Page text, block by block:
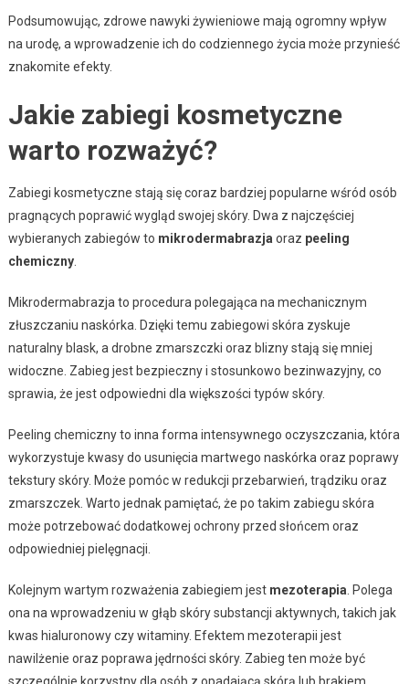
Podsumowując, zdrowe nawyki żywieniowe mają ogromny wpływ
na urodę, a wprowadzenie ich do codziennego życia może przynieść
znakomite efekty.
Jakie zabiegi kosmetyczne
warto rozważyć?
Zabiegi kosmetyczne stają się coraz bardziej popularne wśród osób
pragnących poprawić wygląd swojej skóry. Dwa z najczęściej
wybieranych zabiegów to mikrodermabrazja oraz peeling
chemiczny.
Mikrodermabrazja to procedura polegająca na mechanicznym
złuszczaniu naskórka. Dzięki temu zabiegowi skóra zyskuje
naturalny blask, a drobne zmarszczki oraz blizny stają się mniej
widoczne. Zabieg jest bezpieczny i stosunkowo bezinwazyjny, co
sprawia, że jest odpowiedni dla większości typów skóry.
Peeling chemiczny to inna forma intensywnego oczyszczania, która
wykorzystuje kwasy do usunięcia martwego naskórka oraz poprawy
tekstury skóry. Może pomóc w redukcji przebarwień, trądziku oraz
zmarszczek. Warto jednak pamiętać, że po takim zabiegu skóra
może potrzebować dodatkowej ochrony przed słońcem oraz
odpowiedniej pielęgnacji.
Kolejnym wartym rozważenia zabiegiem jest mezoterapia . Polega
ona na wprowadzeniu w głąb skóry substancji aktywnych, takich jak
kwas hialuronowy czy witaminy. Efektem mezoterapii jest
nawilżenie oraz poprawa jędrności skóry. Zabieg ten może być
szczególnie korzystny dla osób z opadającą skórą lub brakiem